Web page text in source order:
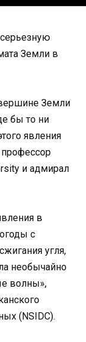
Земли в
вершине Земли
бы то ни
явления
и адмирал
в
с
угля,
необычайно
волны»,
(NSIDC).